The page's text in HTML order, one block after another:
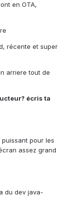
en OTA,
récente et super
arriere tout de
écris ta
pour les
assez grand
du dev java-